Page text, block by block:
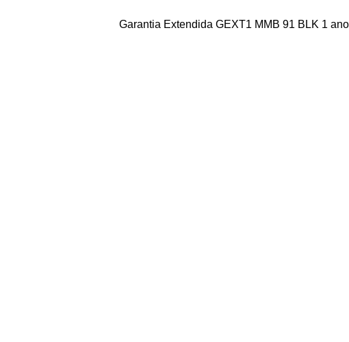
Garantia Extendida GEXT1 MMB 91 BLK 1 ano